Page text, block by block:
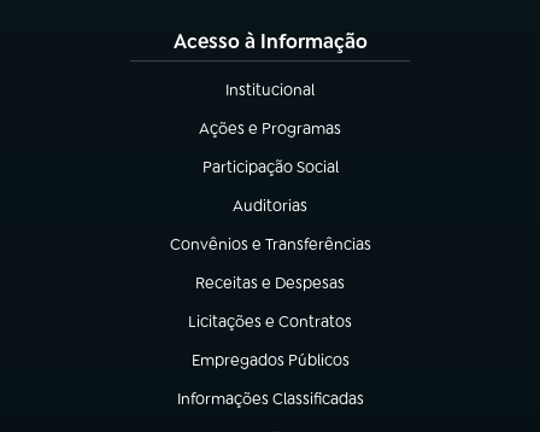
Acesso à Informação
Institucional
(abre em nova aba)
Ações e Programas
(abre em nova aba)
Participação Social
(abre em nova aba)
Auditorias
(abre em nova aba)
Convênios e Transferências
(abre em nova aba)
Receitas e Despesas
(abre em nova aba)
Licitações e Contratos
(abre em nova aba)
Empregados Públicos
(abre em nova aba)
Informações Classificadas
(abre em nova aba)